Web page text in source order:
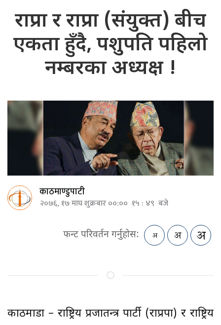
राप्रपा र राप्रपा (संयुक्त) बीच
एकता हुँदै, पशुपति पहिलो
नम्बरका अध्यक्ष !
काठमाण्डुपाटी
२०७६, १७ माघ शुक्रबार ००:०० १५ : ४९ बजे
फन्ट परिवर्तन गर्नुहोस:
काठमाडौं – राष्ट्रिय प्रजातन्त्र पार्टी (राप्रपा) र राष्ट्रिय